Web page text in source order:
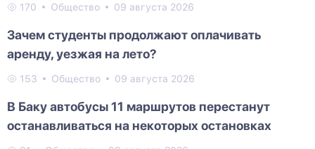
170 Общество 09 августа 2026
Зачем студенты продолжают оплачивать
аренду, уезжая на лето?
153 Общество 09 августа 2026
В Баку автобусы 11 маршрутов перестанут
останавливаться на некоторых остановках